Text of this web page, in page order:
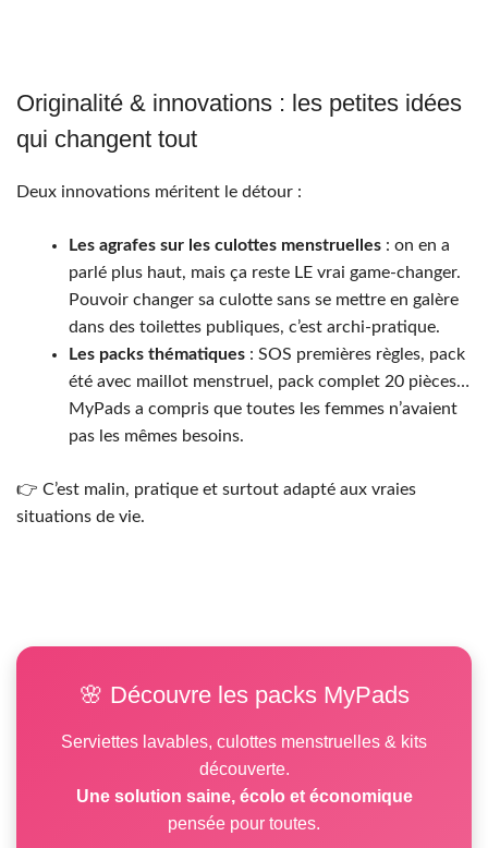
Originalité & innovations : les petites idées
qui changent tout
Deux innovations méritent le détour :
Les agrafes sur les culottes menstruelles : on en a
parlé plus haut, mais ça reste LE vrai game-changer.
Pouvoir changer sa culotte sans se mettre en galère
dans des toilettes publiques, c’est archi-pratique.
Les packs thématiques : SOS premières règles, pack
été avec maillot menstruel, pack complet 20 pièces…
MyPads a compris que toutes les femmes n’avaient
pas les mêmes besoins.
👉 C’est malin, pratique et surtout adapté aux vraies
situations de vie.
🌸 Découvre les packs MyPads
Serviettes lavables, culottes menstruelles & kits
découverte.
Une solution saine, écolo et économique
pensée pour toutes.